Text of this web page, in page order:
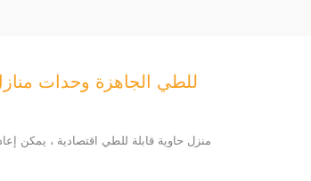
للطي الجاهزة وحدات
منزل حاوية قابلة للطي اقتصادية ، يمكن